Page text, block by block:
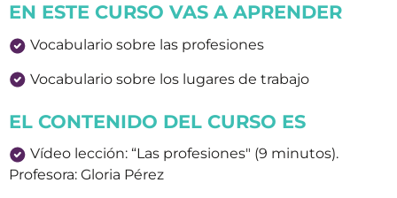
EN ESTE CURSO VAS A APRENDER
Vocabulario sobre las profesiones
Vocabulario sobre los lugares de trabajo
EL CONTENIDO DEL CURSO ES
Vídeo lección: “Las profesiones" (9 minutos).
Profesora: Gloria Pérez